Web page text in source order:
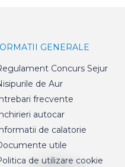
GENERALE
Concurs Sejur
de Aur
Intrebari frecvente
Inchirieri autocar
Informatii de calatorie
utile
de utilizare cookie